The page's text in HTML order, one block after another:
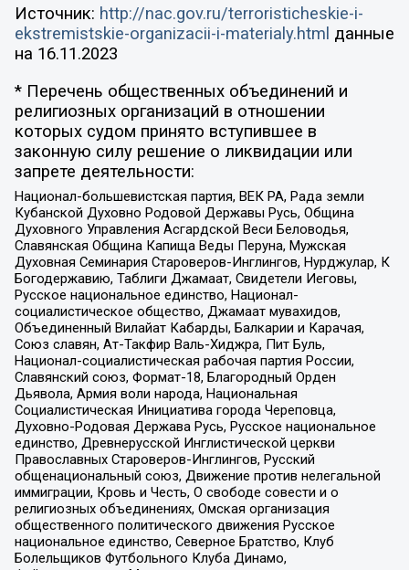
Источник: http://nac.gov.ru/terroristicheskie-i-
ekstremistskie-organizacii-i-materialy.html данные
на 16.11.2023
* Перечень общественных объединений и
религиозных организаций в отношении
которых судом принято вступившее в
законную силу решение о ликвидации или
запрете деятельности:
Национал-большевистская партия, ВЕК РА, Рада земли
Кубанской Духовно Родовой Державы Русь, Община
Духовного Управления Асгардской Веси Беловодья,
Славянская Община Капища Веды Перуна, Мужская
Духовная Семинария Староверов-Инглингов, Нурджулар, К
Богодержавию, Таблиги Джамаат, Свидетели Иеговы,
Русское национальное единство, Национал-
социалистическое общество, Джамаат мувахидов,
Объединенный Вилайат Кабарды, Балкарии и Карачая,
Союз славян, Ат-Такфир Валь-Хиджра, Пит Буль,
Национал-социалистическая рабочая партия России,
Славянский союз, Формат-18, Благородный Орден
Дьявола, Армия воли народа, Национальная
Социалистическая Инициатива города Череповца,
Духовно-Родовая Держава Русь, Русское национальное
единство, Древнерусской Инглистической церкви
Православных Староверов-Инглингов, Русский
общенациональный союз, Движение против нелегальной
иммиграции, Кровь и Честь, О свободе совести и о
религиозных объединениях, Омская организация
общественного политического движения Русское
национальное единство, Северное Братство, Клуб
Болельщиков Футбольного Клуба Динамо,